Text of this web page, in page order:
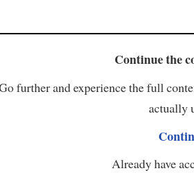
Continue the
further and experience the full
actually
Already have